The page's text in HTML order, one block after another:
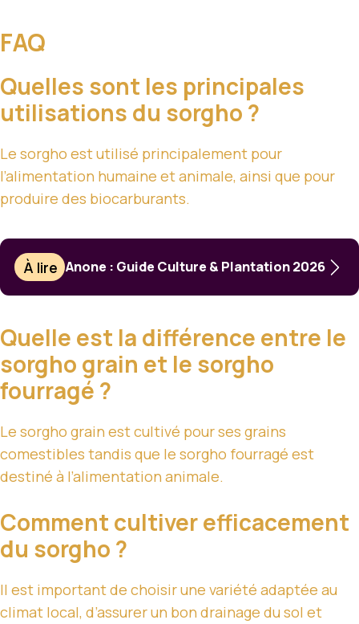
FAQ
Quelles sont les principales
utilisations du sorgho ?
Le sorgho est utilisé principalement pour
l’alimentation humaine et animale, ainsi que pour
produire des biocarburants.
À lire Anone : Guide Culture & Plantation 2026
Quelle est la différence entre le
sorgho grain et le sorgho
fourragé ?
Le sorgho grain est cultivé pour ses grains
comestibles tandis que le sorgho fourragé est
destiné à l’alimentation animale.
Comment cultiver efficacement
du sorgho ?
Il est important de choisir une variété adaptée au
climat local, d’assurer un bon drainage du sol et